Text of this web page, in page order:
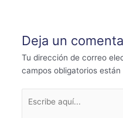
Deja un
Tu dirección de correo
campos obligatorios
aquí...